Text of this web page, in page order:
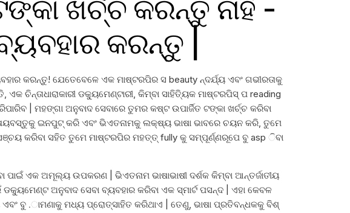
ଖର୍ଚ୍ଚ କରନ୍ତୁ ନାହିଁ -
କରନ୍ତୁ |
କରନ୍ତୁ! ଯେତେବେଳେ ଏକ ମାଷ୍ଟରପିର ସ beauty ନ୍ଦର୍ଯ୍ୟ ଏବଂ ଗଭୀରତାକୁ
ଡକ୍ୟୁମେଣ୍ଟାରୀ, କିମ୍ବା ସାହିତ୍ୟିକ ମାଷ୍ଟରପିସ୍ ପ reading
| ମହଙ୍ଗା ଅନୁବାଦ ସେବାରେ ତୁମର କଷ୍ଟ ଉପାର୍ଜିତ ଟଙ୍କା ଖର୍ଚ୍ଚ କରିବା
ଇନପୁଟ୍ କରି ଏବଂ ଭିଏତନାମକୁ ଲକ୍ଷ୍ୟ ଭାଷା ଭାବରେ ଚୟନ କରି, ତୁମେ
କରିବା ସହିତ ତୁମେ ମାଷ୍ଟରପିର ମହତ୍ତ୍ fully କୁ ସମ୍ପୂର୍ଣ୍ଣରୂପେ ବୁ asp ିବା
ଏକ ଅମୂଲ୍ୟ ଉପକରଣ | ଭିଏତନାମ ଭାଷାଭାଷୀ ଦର୍ଶକ କିମ୍ବା ଆନ୍ତର୍ଜାତୀୟ
ଅନୁବାଦ ସେବା ବ୍ୟବହାର କରିବା ଏକ ସ୍ମାର୍ଟ ପସନ୍ଦ | ଏହା କେବଳ
ଏବଂ ବୁ .ାମଣାକୁ ମଧ୍ୟ ପ୍ରୋତ୍ସାହିତ କରିଥାଏ | ତେଣୁ, ଭାଷା ପ୍ରତିବନ୍ଧକକୁ ବିଶ୍